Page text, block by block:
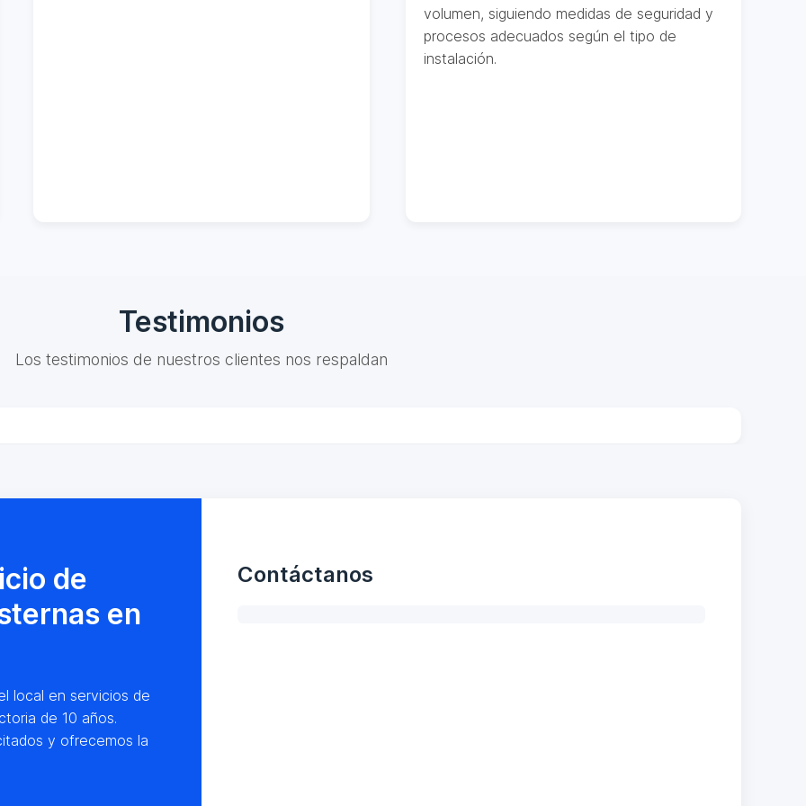
volumen, siguiendo medidas de seguridad y
procesos adecuados según el tipo de
instalación.
Testimonios
Los testimonios de nuestros clientes nos respaldan
de
en
local en servicios de
de 10 años.
y ofrecemos la
Contáctanos